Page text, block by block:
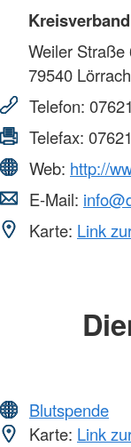
Weiler Straße
79540 Lörrach
Telefon:
Telefax:
Web: http://
E-Mail:
Karte: Link
Blutspende
Karte: Link